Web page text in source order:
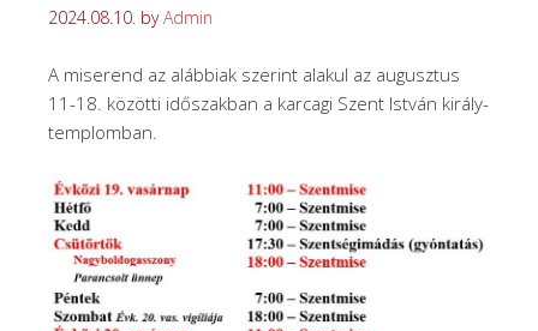
2024.08.10. byAdmin
A miserend az alábbiak szerint alakul az augusztus
11-18. közötti időszakban a karcagi Szent István király-
templomban.